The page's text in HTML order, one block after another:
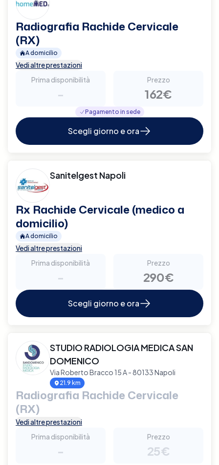
Radiografia Rachide Cervicale
(RX)
A domicilio
Vedi altre prestazioni
Prima disponibilità
-
Prezzo
162€
Pagamento in sede
Scegli giorno e ora
Sanitelgest Napoli
Rx Rachide Cervicale (medico a
domicilio)
A domicilio
Vedi altre prestazioni
Prima disponibilità
-
Prezzo
290€
Scegli giorno e ora
STUDIO RADIOLOGIA MEDICA SAN
DOMENICO
Via Roberto Bracco 15 A - 80133 Napoli
21.9 km
Radiografia Rachide Cervicale
(RX)
Vedi altre prestazioni
Prima disponibilità
-
Prezzo
25€